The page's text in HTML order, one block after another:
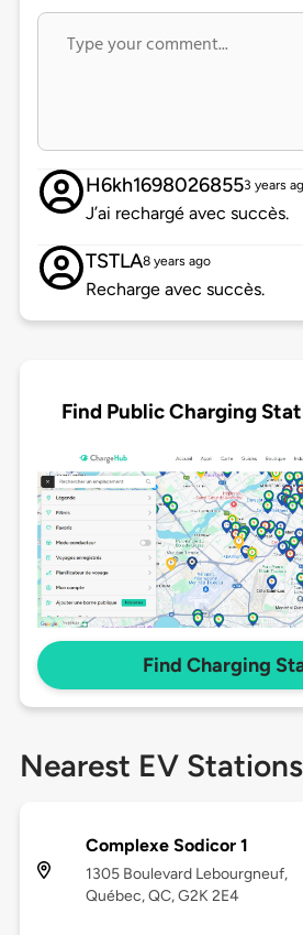
H6kh16980268553 years
J’ai rechargé avec succès.
TSTLA8 years ago
Recharge avec succès.
Find Public Charging
Find Charging
Nearest EV Stations
Complexe Sodicor 1
1305 Boulevard Lebourgneuf,
Québec, QC, G2K 2E4